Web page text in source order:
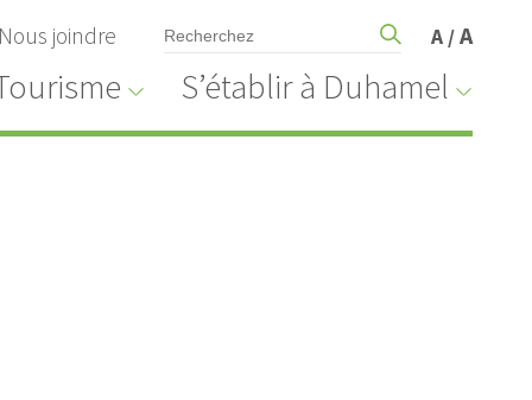
Nous joindre A /A
S’établir à Duhamel